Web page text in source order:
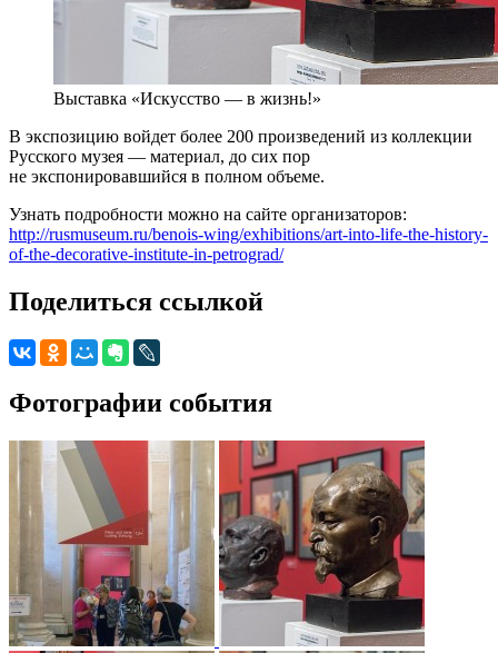
Выставка «Искусство — в жизнь!»
В экспозицию войдет более 200 произведений из коллекции
Русского музея — материал, до сих пор
не экспонировавшийся в полном объеме.
Узнать подробности можно на сайте организаторов:
http://rusmuseum.ru/benois-wing/exhibitions/art-into-life-the-history-
of-the-decorative-institute-in-petrograd/
Поделиться ссылкой
Фотографии события